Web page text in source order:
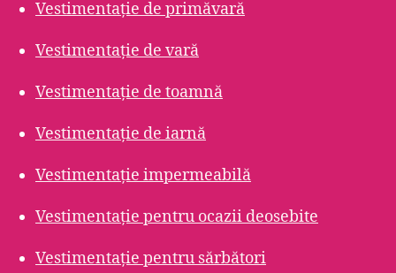
Vestimentație de primăvară
Vestimentație de vară
Vestimentație de toamnă
Vestimentație de iarnă
Vestimentație impermeabilă
Vestimentație pentru ocazii deosebite
Vestimentație pentru sărbători